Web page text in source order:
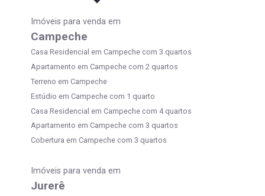
Imóveis para venda em
Campeche
Casa Residencial em Campeche com 3 quartos
Apartamento em Campeche com 2 quartos
Terreno em Campeche
Estúdio em Campeche com 1 quarto
Casa Residencial em Campeche com 4 quartos
Apartamento em Campeche com 3 quartos
Cobertura em Campeche com 3 quartos
Imóveis para venda em
Jurerê